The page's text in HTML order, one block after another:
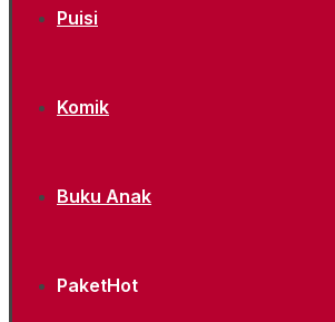
Puisi
Komik
Buku Anak
PaketHot